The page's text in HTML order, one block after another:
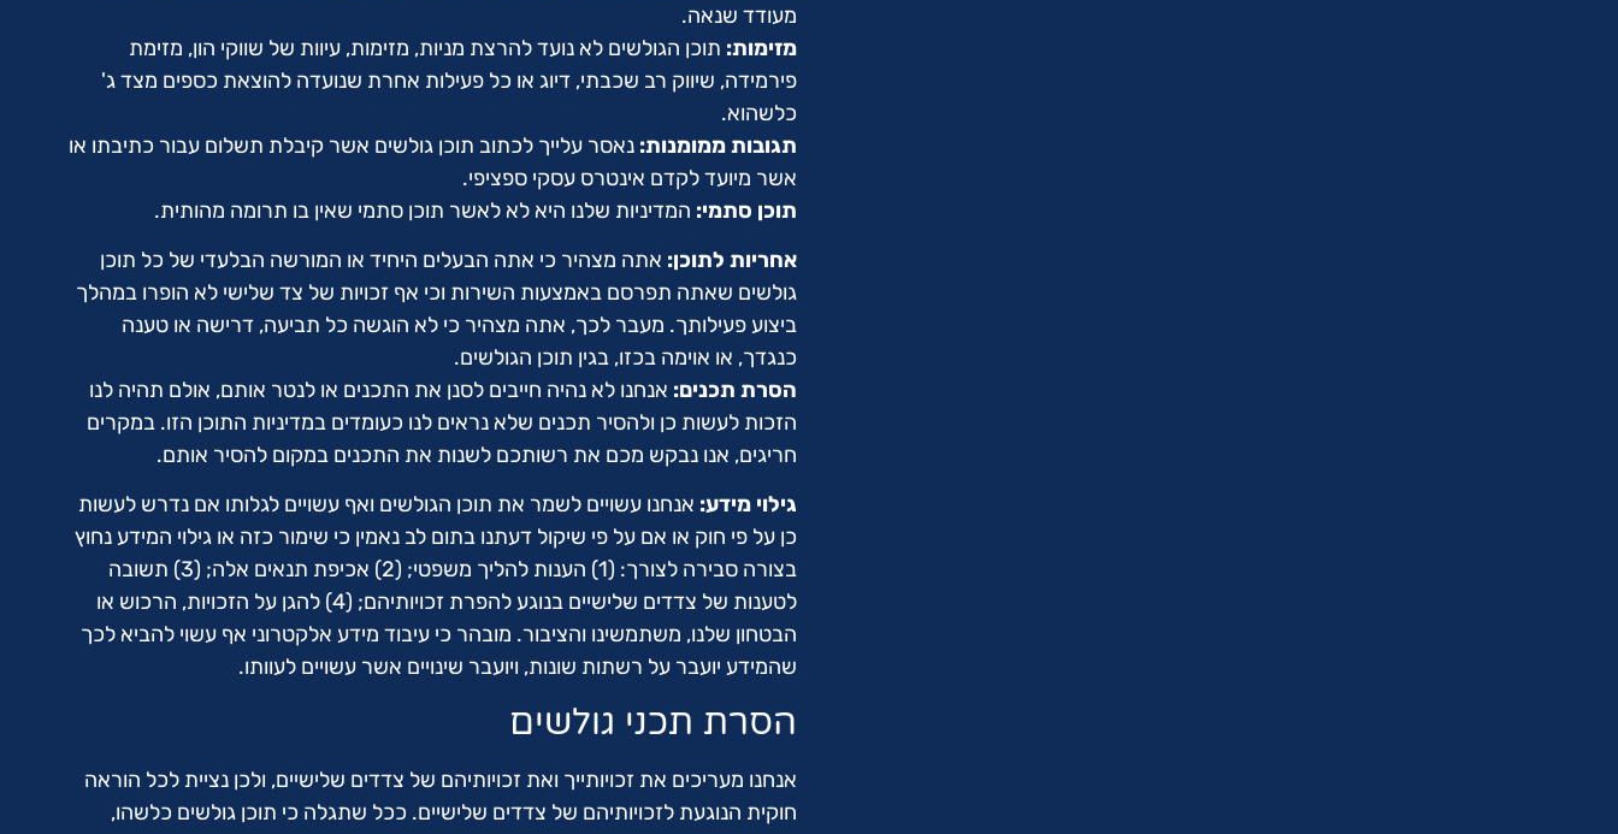
מעודד שנאה.
מזימות: תוכן הגולשים לא נועד להרצת מניות, מזימות, עיוות של שווקי הון, מזימת
פירמידה, שיווק רב שכבתי, דיוג או כל פעילות אחרת שנועדה להוצאת כספים מצד ג'
כלשהוא.
תגובות ממומנות: נאסר עלייך לכתוב תוכן גולשים אשר קיבלת תשלום עבור כתיבתו או
אשר מיועד לקדם אינטרס עסקי ספציפי.
תוכן סתמי: המדיניות שלנו היא לא לאשר תוכן סתמי שאין בו תרומה מהותית.
אחריות לתוכן: אתה מצהיר כי אתה הבעלים היחיד או המורשה הבלעדי של כל תוכן
גולשים שאתה תפרסם באמצעות השירות וכי אף זכויות של צד שלישי לא הופרו במהלך
ביצוע פעילותך. מעבר לכך, אתה מצהיר כי לא הוגשה כל תביעה, דרישה או טענה
כנגדך, או אוימה בכזו, בגין תוכן הגולשים.
הסרת תכנים: אנחנו לא נהיה חייבים לסנן את התכנים או לנטר אותם, אולם תהיה לנו
הזכות לעשות כן ולהסיר תכנים שלא נראים לנו כעומדים במדיניות התוכן הזו. במקרים
חריגים, אנו נבקש מכם את רשותכם לשנות את התכנים במקום להסיר אותם.
גילוי מידע: אנחנו עשויים לשמר את תוכן הגולשים ואף עשויים לגלותו אם נדרש לעשות
כן על פי חוק או אם על פי שיקול דעתנו בתום לב נאמין כי שימור כזה או גילוי המידע נחוץ
בצורה סבירה לצורך: (1) הענות להליך משפטי; (2) אכיפת תנאים אלה; (3) תשובה
לטענות של צדדים שלישיים בנוגע להפרת זכויותיהם; (4) להגן על הזכויות, הרכוש או
הבטחון שלנו, משתמשינו והציבור. מובהר כי עיבוד מידע אלקטרוני אף עשוי להביא לכך
שהמידע יועבר על רשתות שונות, ויועבר שינויים אשר עשויים לעוותו.
הסרת תכני גולשים
אנחנו מעריכים את זכויותייך ואת זכויותיהם של צדדים שלישיים, ולכן נציית לכל הוראה
חוקית הנוגעת לזכויותיהם של צדדים שלישיים. ככל שתגלה כי תוכן גולשים כלשהו,